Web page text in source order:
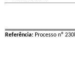
Referência: Processo nº